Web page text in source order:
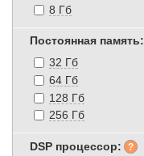
8 Гб
Постоянная память:
32 Гб
64 Гб
128 Гб
256 Гб
DSP процессор: